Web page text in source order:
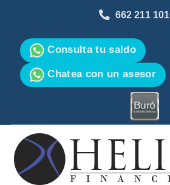
662 211
Consulta tu saldo
Chatea con un asesor